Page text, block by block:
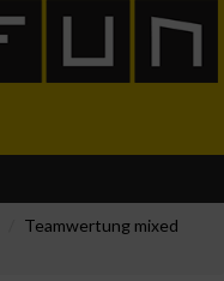
Teamwertung mixed